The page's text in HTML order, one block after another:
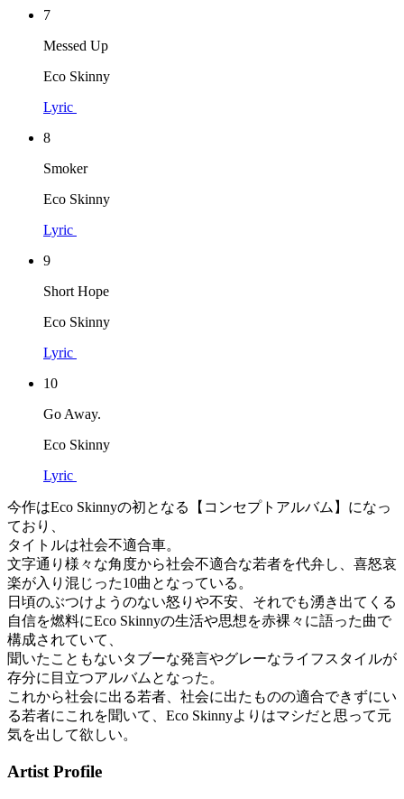
7
Messed Up
Eco Skinny
Lyric
8
Smoker
Eco Skinny
Lyric
9
Short Hope
Eco Skinny
Lyric
10
Go Away.
Eco Skinny
Lyric
今作はEco Skinnyの初となる【コンセプトアルバム】になっ
ており、
タイトルは社会不適合車。
文字通り様々な角度から社会不適合な若者を代弁し、喜怒哀
楽が入り混じった10曲となっている。
日頃のぶつけようのない怒りや不安、それでも湧き出てくる
自信を燃料にEco Skinnyの生活や思想を赤裸々に語った曲で
構成されていて、
聞いたこともないタブーな発言やグレーなライフスタイルが
存分に目立つアルバムとなった。
これから社会に出る若者、社会に出たものの適合できずにい
る若者にこれを聞いて、Eco Skinnyよりはマシだと思って元
気を出して欲しい。
Artist Profile